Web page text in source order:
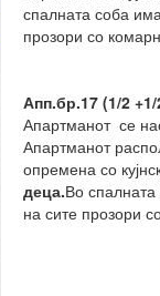
спалната соба
прозори со
Апп.бр.17 (1/2 +1/
Апартманот се
Апартманот
опремена со
деца.Во
на сите прозори